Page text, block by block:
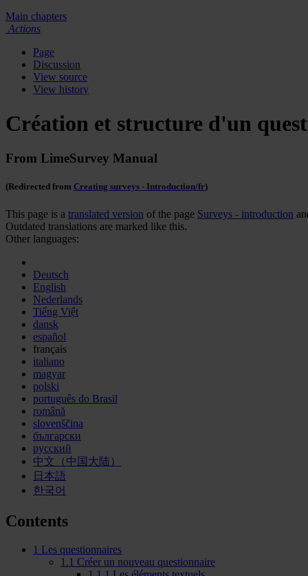
Main chapters
Actions
Page
Discussion
View source
View history
Création et structure d'un
From LimeSurvey Manual
(Redirected from Creating surveys - Introduction/fr)
This page is a translated version of the page Surveys - introduction
Outdated translations are marked like this.
Other languages:
Deutsch
English
Nederlands
Tiếng Việt
dansk
español
français
italiano
magyar
polski
português do Brasil
română
slovenščina
български
русский
中文（中国大陆）
日本語
한국어
Contents
1 Les questionnaires
1.1 Créer un nouveau questionnaire